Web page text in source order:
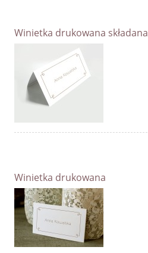
Winietka drukowana składana
Winietka drukowana